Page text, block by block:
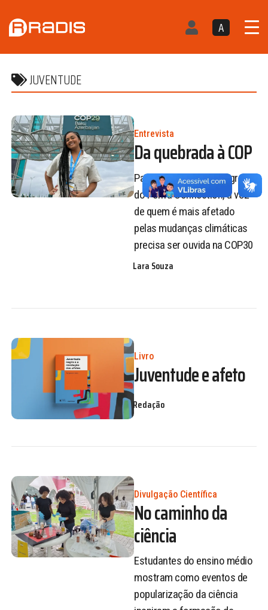
A
JUVENTUDE
Entrevista
Da quebrada à COP
Para Karina Penha, integrante
do Perifa Connection, a voz
de quem é mais afetado
pelas mudanças climáticas
precisa ser ouvida na COP30
Lara Souza
Livro
Juventude e afeto
Redação
Divulgação Científica
No caminho da
ciência
Estudantes do ensino médio
mostram como eventos de
popularização da ciência